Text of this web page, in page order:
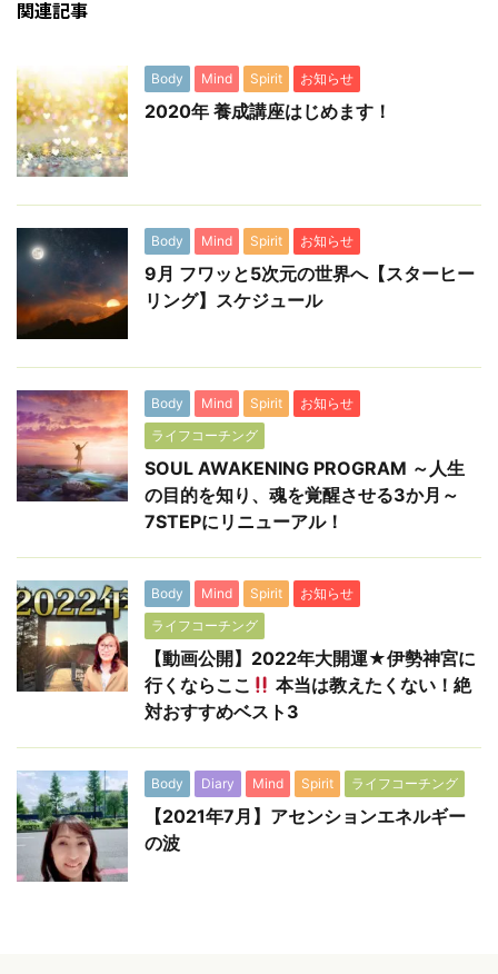
関連記事
Body Mind Spirit お知らせ
2020年 養成講座はじめます！
Body Mind Spirit お知らせ
9月 フワッと5次元の世界へ【スターヒー
リング】スケジュール
Body Mind Spirit
お知らせ
ライフコーチング
SOUL AWAKENING PROGRAM ～人生
の目的を知り、魂を覚醒させる3か月～
7STEPにリニューアル！
Body Mind Spirit
お知らせ
ライフコーチング
【動画公開】2022年大開運★伊勢神宮に
行くならここ
本当は教えたくない！絶
対おすすめベスト3
Body Diary Mind Spirit ライフコーチング
【2021年7月】アセンションエネルギー
の波